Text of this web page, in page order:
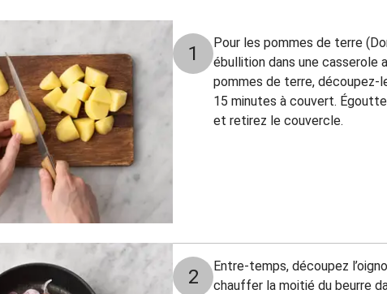
1
Pour les pommes de terre
ébullition dans une casserole
pommes de terre, découpez-
15 minutes à couvert.
et retirez le couvercle.
2
Entre-temps, découpez
chauffer la moitié du beurre